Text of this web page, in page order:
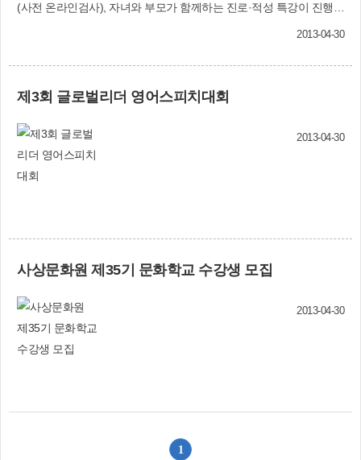
월 27일 오후 사상구청 신바람홀에서는 ‘좋은 교육
기회 확대를 통한 교육균형 발전’을 주제로 ‘제2회
상구국제화센터에 대한 일부 운영비 지원과 학장
학교 프로그램 마련, 학교폭력예방사업인 Wee센
녀 가정을 위한 교육청 차원의 지원 방안 등이 건
의 교육여건 개선 및 학력 향상에 힘을 기울이겠다
청(☎860-0872)
(사전 온라인검사), 자녀와 부모가 함께하는 진로·적성 특강이 진행된
2013-04-30
제3회 글로벌리더 영어스피치대회
2013-04-30
사상문화원 제35기 문화학교 수강생 모집
2013-04-30
1